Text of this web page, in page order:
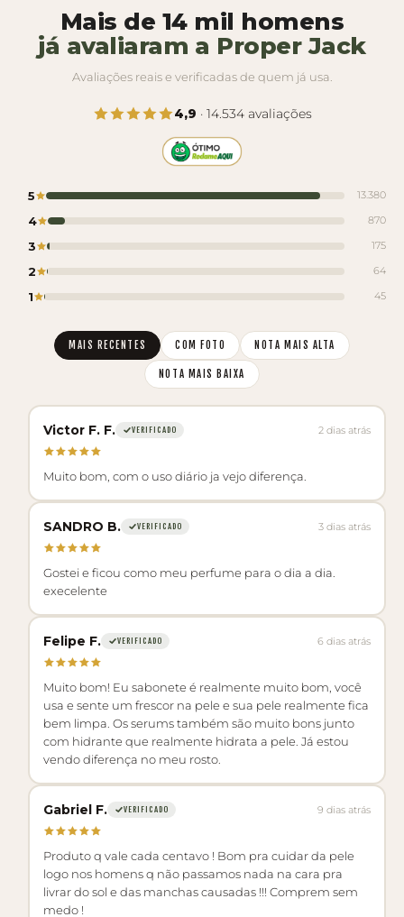
Mais de 14 mil homens
já avaliaram a Proper Jack
Avaliações reais e verificadas de quem já usa.
4,9 · 14.534 avaliações
5 13.380
4 870
3 175
2 64
1 45
MAIS RECENTES COM FOTO NOTA MAIS ALTA
NOTA MAIS BAIXA
Victor F. F. VERIFICADO 2 dias atrás
Muito bom, com o uso diário ja vejo diferença.
SANDRO B. VERIFICADO 3 dias atrás
Gostei e ficou como meu perfume para o dia a dia.
execelente
Felipe F. VERIFICADO 6 dias atrás
Muito bom! Eu sabonete é realmente muito bom, você
usa e sente um frescor na pele e sua pele realmente fica
bem limpa. Os serums também são muito bons junto
com hidrante que realmente hidrata a pele. Já estou
vendo diferença no meu rosto.
Gabriel F. VERIFICADO 9 dias atrás
Produto q vale cada centavo ! Bom pra cuidar da pele
logo nos homens q não passamos nada na cara pra
livrar do sol e das manchas causadas !!! Comprem sem
medo !